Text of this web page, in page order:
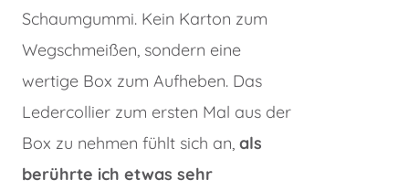
Schaumgummi. Kein Karton zum
Wegschmeißen, sondern eine
wertige Box zum Aufheben. Das
Ledercollier zum ersten Mal aus der
Box zu nehmen fühlt sich an, als
berührte ich etwas sehr